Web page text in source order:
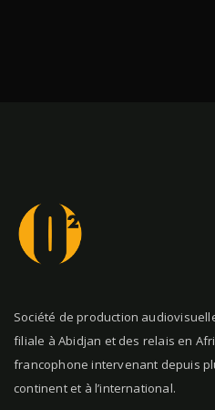
Société de production
filiale à Abidjan et des relais en
francophone intervenant depuis
continent et à l’international.